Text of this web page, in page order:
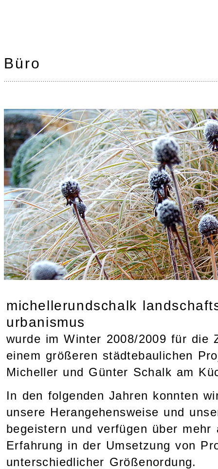
Büro
michellerundschalk
urbanismus
wurde im Winter 2008/2009 für die
einem größeren städtebaulichen
Micheller und Günter Schalk am
In den folgenden Jahren konnten
unsere Herangehensweise und
begeistern und verfügen über mehr
Erfahrung in der Umsetzung von
unterschiedlicher Größenordung.